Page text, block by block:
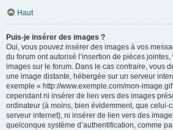
Haut
Puis-je insérer des images ?
Oui, vous pouvez insérer des images à vos
du forum ont autorisé l’insertion de pièces
images sur le forum. Dans le cas contraire, vous
une image distante, hébergée sur un serveur
exemple « http://www.exemple.com/mon-
cependant ni insérer de lien vers des images
ordinateur (à moins, bien évidemment, que celui-
serveur internet), ni insérer de lien vers des
quelconque système d’authentification, comme